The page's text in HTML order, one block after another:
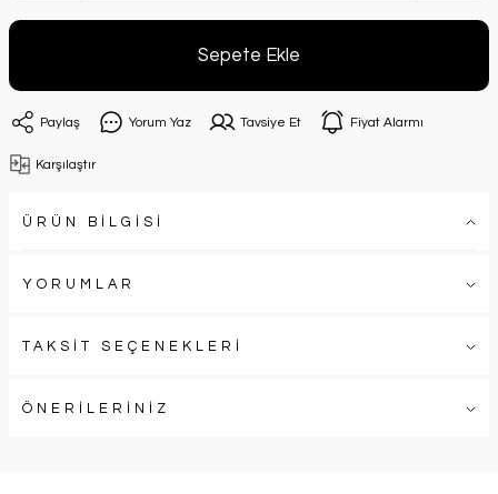
Sepete Ekle
Paylaş Yorum Yaz Tavsiye Et Fiyat Alarmı
Karşılaştır
ÜRÜN BİLGİSİ
YORUMLAR
TAKSİT SEÇENEKLERİ
ÖNERİLERİNİZ